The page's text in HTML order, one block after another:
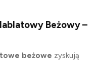
Beżowy –
beżowe zyskują